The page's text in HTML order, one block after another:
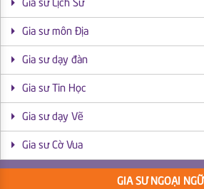
Gia sư Lịch Sử
Gia sư môn Địa
Gia sư dạy đàn
Gia sư Tin Học
Gia sư dạy Vẽ
Gia sư Cờ Vua
GIA SƯ NGOẠI NGỮ